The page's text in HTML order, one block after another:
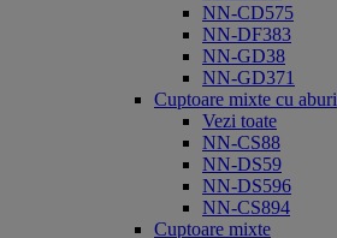
NN-CD575
NN-DF383
NN-GD38
NN-GD371
Cuptoare mixte cu aburi
Vezi toate
NN-CS88
NN-DS59
NN-DS596
NN-CS894
Cuptoare mixte